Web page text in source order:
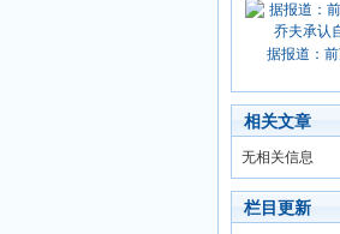
据报道：
相关文章
无相关信息
栏目更新